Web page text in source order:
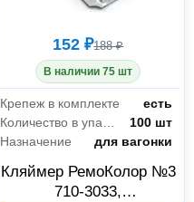
152 ₽188 ₽
В наличии 75 шт
Крепеж в комплекте
есть
Количество в упаковке
100 шт
Назначение
для вагонки
Кляймер РемоКолор №3
710-3033,